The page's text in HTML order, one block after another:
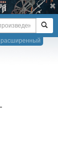
расширенный